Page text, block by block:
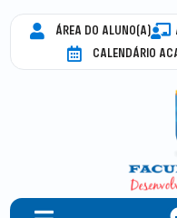
ÁREA DO ALUNO(A)
CALENDÁRIO